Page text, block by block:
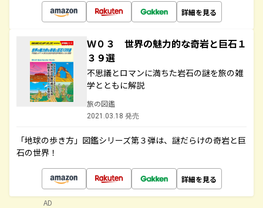
詳細を見る
Ｗ０３ 世界の魅力的な奇岩と巨石１
３９選
不思議とロマンに満ちた岩石の謎を旅の雑
学とともに解説
旅の図鑑
2021.03.18 発売
「地球の歩き方」図鑑シリーズ第３弾は、謎だらけの奇岩と巨
石の世界！
詳細を見る
AD